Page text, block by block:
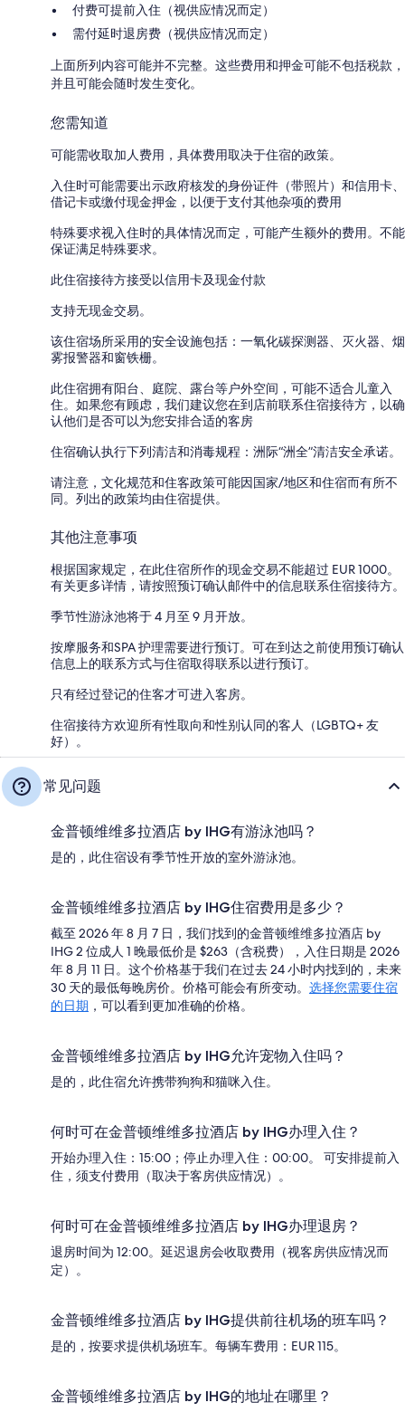
付费可提前入住（视供应情况而定）
需付延时退房费（视供应情况而定）
上面所列内容可能并不完整。这些费用和押金可能不包括税款，
并且可能会随时发生变化。
您需知道
可能需收取加人费用，具体费用取决于住宿的政策。
入住时可能需要出示政府核发的身份证件（带照片）和信用卡、
借记卡或缴付现金押金，以便于支付其他杂项的费用
特殊要求视入住时的具体情况而定，可能产生额外的费用。不能
保证满足特殊要求。
此住宿接待方接受以信用卡及现金付款
支持无现金交易。
该住宿场所采用的安全设施包括：一氧化碳探测器、灭火器、烟
雾报警器和窗铁栅。
此住宿拥有阳台、庭院、露台等户外空间，可能不适合儿童入
住。如果您有顾虑，我们建议您在到店前联系住宿接待方，以确
认他们是否可以为您安排合适的客房
住宿确认执行下列清洁和消毒规程：洲际“洲全”清洁安全承诺。
请注意，文化规范和住客政策可能因国家/地区和住宿而有所不
同。列出的政策均由住宿提供。
其他注意事项
根据国家规定，在此住宿所作的现金交易不能超过 EUR 1000。
有关更多详情，请按照预订确认邮件中的信息联系住宿接待方。
季节性游泳池将于 4 月至 9 月开放。
按摩服务和SPA 护理需要进行预订。可在到达之前使用预订确认
信息上的联系方式与住宿取得联系以进行预订。
只有经过登记的住客才可进入客房。
住宿接待方欢迎所有性取向和性别认同的客人（LGBTQ+ 友
好）。
常见问题
金普顿维维多拉酒店 by IHG有游泳池吗？
是的，此住宿设有季节性开放的室外游泳池。
金普顿维维多拉酒店 by IHG住宿费用是多少？
截至 2026 年 8 月 7 日，我们找到的金普顿维维多拉酒店 by
IHG 2 位成人 1 晚最低价是 $263（含税费），入住日期是 2026
年 8 月 11 日。这个价格基于我们在过去 24 小时内找到的，未来
30 天的最低每晚房价。价格可能会有所变动。 选择您需要住宿
的日期 ，可以看到更加准确的价格。
金普顿维维多拉酒店 by IHG允许宠物入住吗？
是的，此住宿允许携带狗狗和猫咪入住。
何时可在金普顿维维多拉酒店 by IHG办理入住？
开始办理入住：15:00；停止办理入住：00:00。 可安排提前入
住，须支付费用（取决于客房供应情况）。
何时可在金普顿维维多拉酒店 by IHG办理退房？
退房时间为 12:00。延迟退房会收取费用（视客房供应情况而
定）。
金普顿维维多拉酒店 by IHG提供前往机场的班车吗？
是的，按要求提供机场班车。每辆车费用：EUR 115。
金普顿维维多拉酒店 by IHG的地址在哪里？